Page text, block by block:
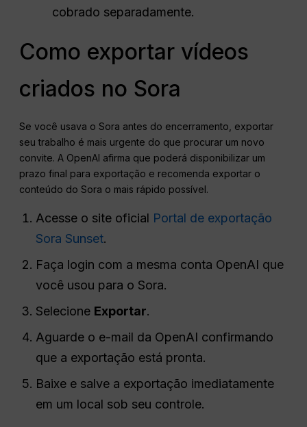
cobrado separadamente.
Como exportar vídeos
criados no Sora
Se você usava o Sora antes do encerramento, exportar
seu trabalho é mais urgente do que procurar um novo
convite. A OpenAI afirma que poderá disponibilizar um
prazo final para exportação e recomenda exportar o
conteúdo do Sora o mais rápido possível.
Acesse o site oficial Portal de exportação
Sora Sunset.
Faça login com a mesma conta OpenAI que
você usou para o Sora.
Selecione Exportar.
Aguarde o e-mail da OpenAI confirmando
que a exportação está pronta.
Baixe e salve a exportação imediatamente
em um local sob seu controle.